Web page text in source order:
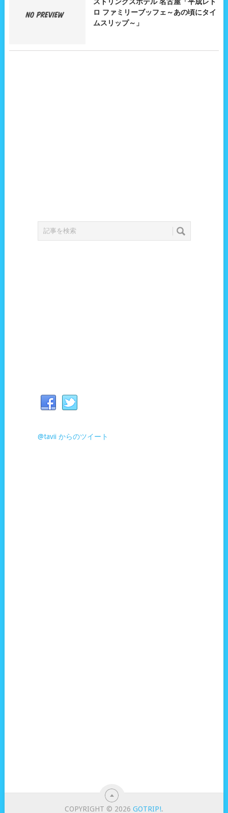
ロ ファミリーブッフェ～あの頃にタイ
ムスリップ～」
@tavii からのツイート
COPYRIGHT © 2026GOTRIP!.